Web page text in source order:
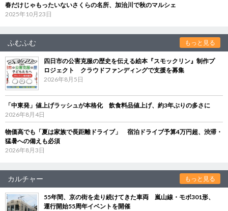
春だけじゃもったいないさくらの名所、加治川で秋のマルシェ
2025年10月23日
ふむふむ もっと見る
四日市の公害克服の歴史を伝える絵本『スモックリン』制作プ
ロジェクト クラウドファンディングで支援を募集
2026年8月5日
「中東発」値上げラッシュが本格化 飲食料品値上げ、約3年ぶりの多さに
2026年8月4日
物価高でも「夏は家族で長距離ドライブ」 宿泊ドライブ予算4万円超、渋滞・
猛暑への備えも必須
2026年8月3日
カルチャー もっと見る
55年間、京の街を走り続けてきた車両 嵐山線・モボ301形、
運行開始55周年イベントを開催